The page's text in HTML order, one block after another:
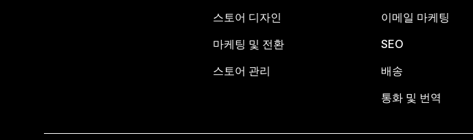
스토어 디자인
마케팅 및 전환
스토어 관리
이메일 마케팅
SEO
배송
통화 및 번역